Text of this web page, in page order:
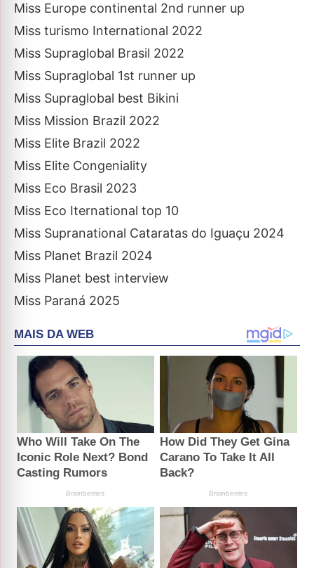
Miss Europe continental 2nd runner up
Miss turismo International 2022
Miss Supraglobal Brasil 2022
Miss Supraglobal 1st runner up
Miss Supraglobal best Bikini
Miss Mission Brazil 2022
Miss Elite Brazil 2022
Miss Elite Congeniality
Miss Eco Brasil 2023
Miss Eco Iternational top 10
Miss Supranational Cataratas do Iguaçu 2024
Miss Planet Brazil 2024
Miss Planet best interview
Miss Paraná 2025